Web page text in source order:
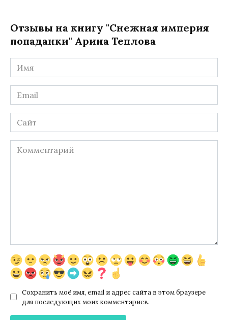
Отзывы на книгу "Снежная империя
попаданки" Арина Теплова
Имя
*
Email
*
Сайт
Комментарий
Сохранить моё имя, email и адрес сайта в этом браузере
для последующих моих комментариев.